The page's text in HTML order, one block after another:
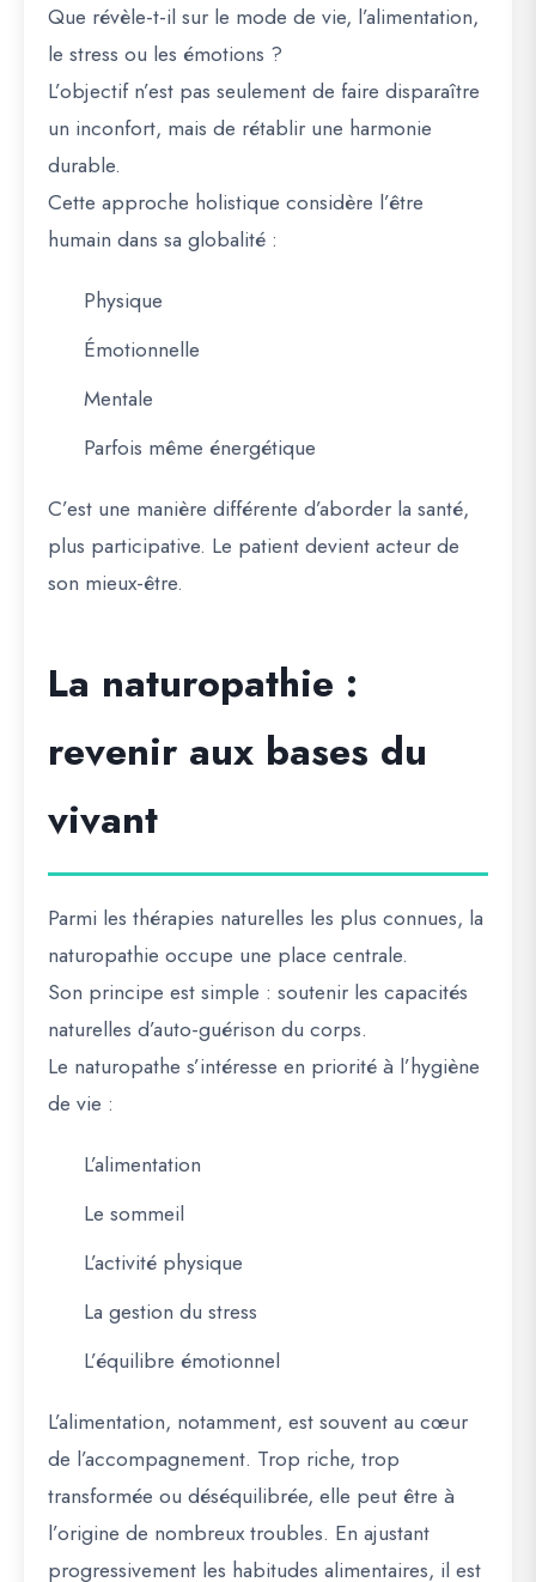
Que révèle-t-il sur le mode de vie, l’alimentation,
le stress ou les émotions ?
L’objectif n’est pas seulement de faire disparaître
un inconfort, mais de rétablir une harmonie
durable.
Cette approche holistique considère l’être
humain dans sa globalité :
Physique
Émotionnelle
Mentale
Parfois même énergétique
C’est une manière différente d’aborder la santé,
plus participative. Le patient devient acteur de
son mieux-être.
La naturopathie :
revenir aux bases du
vivant
Parmi les thérapies naturelles les plus connues, la
naturopathie occupe une place centrale.
Son principe est simple : soutenir les capacités
naturelles d’auto-guérison du corps.
Le naturopathe s’intéresse en priorité à l’hygiène
de vie :
L’alimentation
Le sommeil
L’activité physique
La gestion du stress
L’équilibre émotionnel
L’alimentation, notamment, est souvent au cœur
de l’accompagnement. Trop riche, trop
transformée ou déséquilibrée, elle peut être à
l’origine de nombreux troubles. En ajustant
progressivement les habitudes alimentaires, il est